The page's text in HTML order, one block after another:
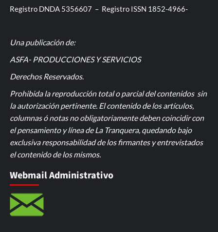
Registro DNDA 5356607 – Registro ISSN 1852-4966-
Una publicación de:
ASFA- PRODUCCIONES Y SERVICIOS
Derechos Reservados.
Prohibida la reproducción total o parcial del contenidos sin
la autorización pertinente. El contenido de los artículos,
columnas ó notas no obligatoriamente deben coincidir con
el pensamiento y línea de La Tranquera, quedando bajo
exclusiva responsabilidad de los firmantes y entrevistados
el contenido de los mismos.
Webmail Administrativo